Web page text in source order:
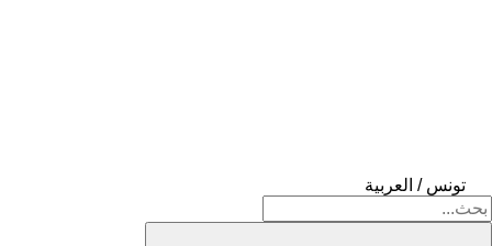
تونس / العربية